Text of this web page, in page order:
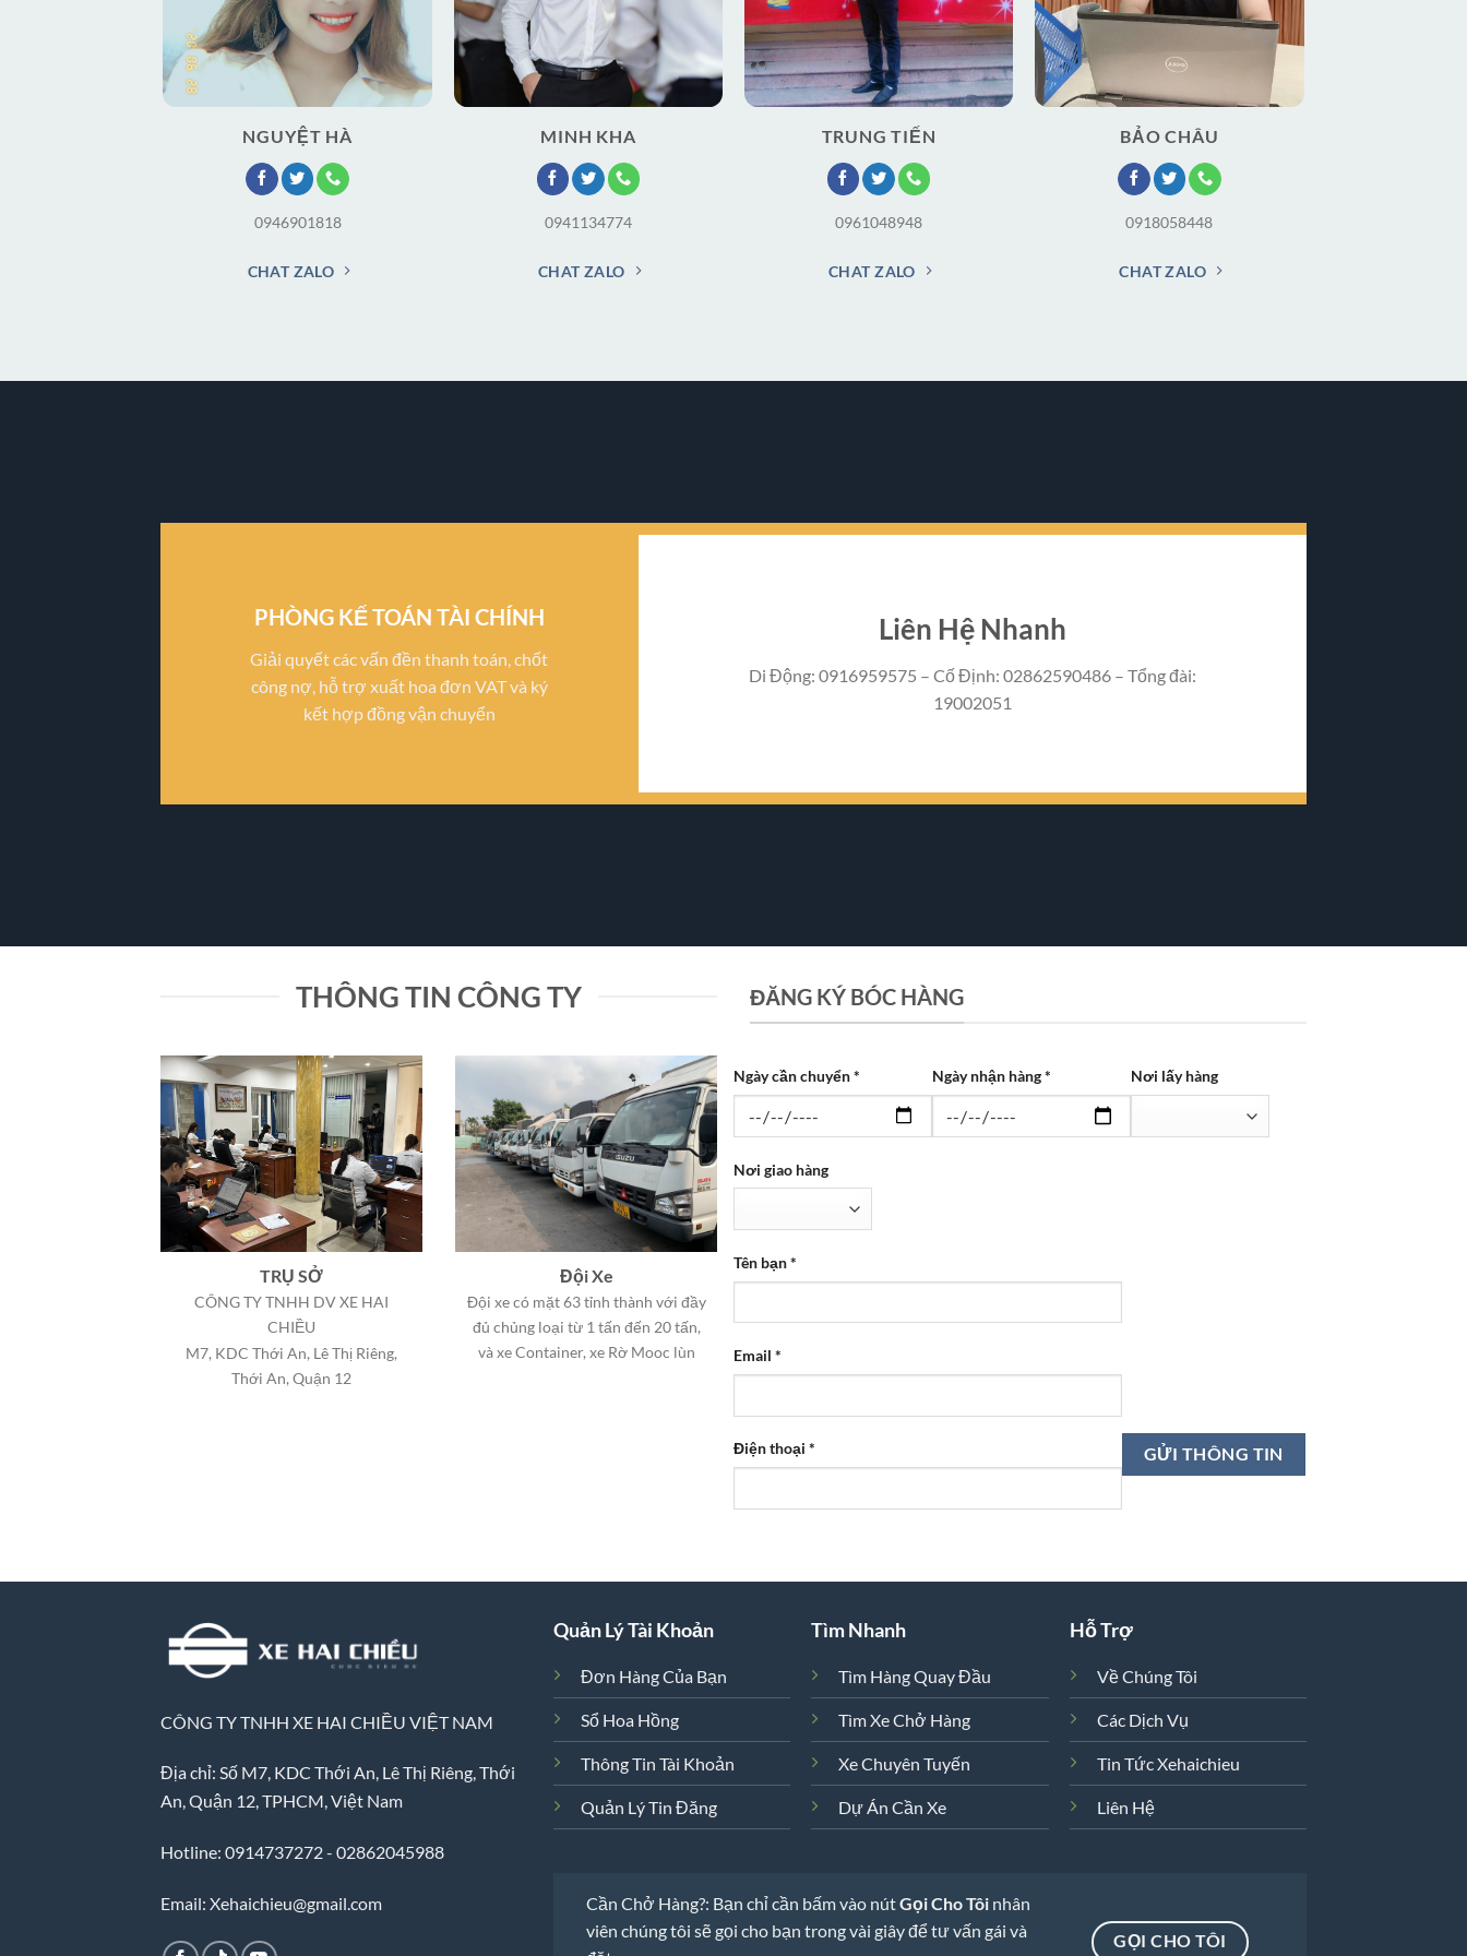
NGUYỆT HÀ
0946901818
CHAT ZALO
MINH KHA
0941134774
CHAT ZALO
TRUNG TIẾN
0961048948
CHAT ZALO
BẢO CHÂU
0918058448
CHAT ZALO
PHÒNG KẾ TOÁN TÀI CHÍNH
Giải quyết các vấn đền thanh toán, chốt
công nợ, hỗ trợ xuất hoa đơn VAT và ký
kết hợp đồng vận chuyển
Liên Hệ Nhanh
Di Động: 0916959575 – Cố Định: 02862590486 – Tổng đài:
19002051
THÔNG TIN CÔNG TY
TRỤ SỞ
CÔNG TY TNHH DV XE HAI
CHIỀU
M7, KDC Thới An, Lê Thị Riêng,
Thới An, Quận 12
Đội Xe
Đội xe có mặt 63 tỉnh thành với đầy
đủ chủng loại từ 1 tấn đến 20 tấn,
và xe Container, xe Rờ Mooc lùn
ĐĂNG KÝ BÓC HÀNG
Ngày cần chuyển * Ngày nhận hàng * Nơi lấy hàng
Nơi giao hàng
Tên bạn *
Email *
Điện thoại *
CÔNG TY TNHH XE HAI CHIỀU VIỆT NAM
Địa chỉ: Số M7, KDC Thới An, Lê Thị Riêng, Thới
An, Quận 12, TPHCM, Việt Nam
Hotline: 0914737272 - 02862045988
Email: Xehaichieu@gmail.com
Quản Lý Tài Khoản
Đơn Hàng Của Bạn
Sổ Hoa Hồng
Thông Tin Tài Khoản
Quản Lý Tin Đăng
Tìm Nhanh
Tìm Hàng Quay Đầu
Tìm Xe Chở Hàng
Xe Chuyên Tuyến
Dự Án Cần Xe
Hỗ Trợ
Về Chúng Tôi
Các Dịch Vụ
Tin Tức Xehaichieu
Liên Hệ
Cần Chở Hàng?: Bạn chỉ cần bấm vào nútGọi Cho Tôi nhân
viên chúng tôi sẽ gọi cho bạn trong vài giây để tư vấn gái và
GỌI CHO TÔI